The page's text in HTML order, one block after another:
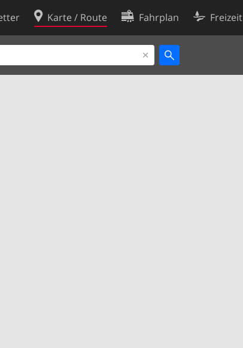
Karte / Route Fahrplan Freizeit
Cookie-Richtlinie
Cookie-Einstellungen